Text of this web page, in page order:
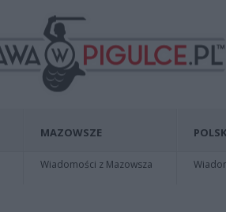
MAZOWSZE
Wiadomości z Mazowsza